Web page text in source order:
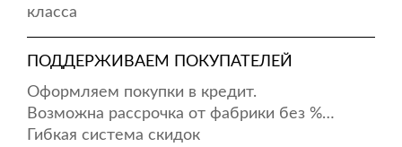
класса
ПОДДЕРЖИВАЕМ ПОКУПАТЕЛЕЙ
Оформляем покупки в кредит.
Возможна рассрочка от фабрики без %…
Гибкая система скидок